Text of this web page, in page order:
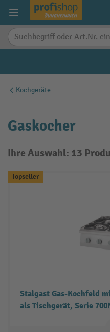
springen
Kochgeräte
Gaskocher
Ihre Auswahl: 13
Topseller
Stalgast Gas-Kochfeld
als Tischgerät, Serie